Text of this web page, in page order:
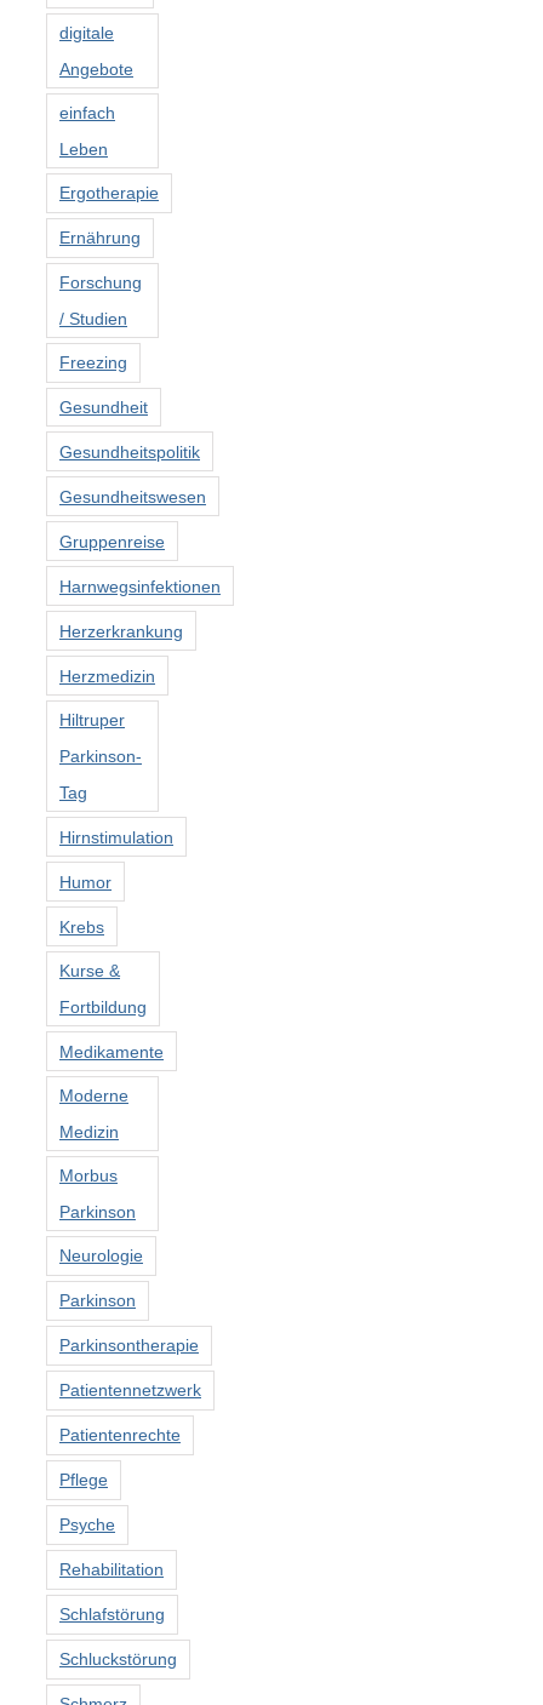
digitale
Angebote
einfach
Leben
Ergotherapie
Ernährung
Forschung
/ Studien
Freezing
Gesundheit
Gesundheitspolitik
Gesundheitswesen
Gruppenreise
Harnwegsinfektionen
Herzerkrankung
Herzmedizin
Hiltruper
Parkinson-
Tag
Hirnstimulation
Humor
Krebs
Kurse &
Fortbildung
Medikamente
Moderne
Medizin
Morbus
Parkinson
Neurologie
Parkinson
Parkinsontherapie
Patientennetzwerk
Patientenrechte
Pflege
Psyche
Rehabilitation
Schlafstörung
Schluckstörung